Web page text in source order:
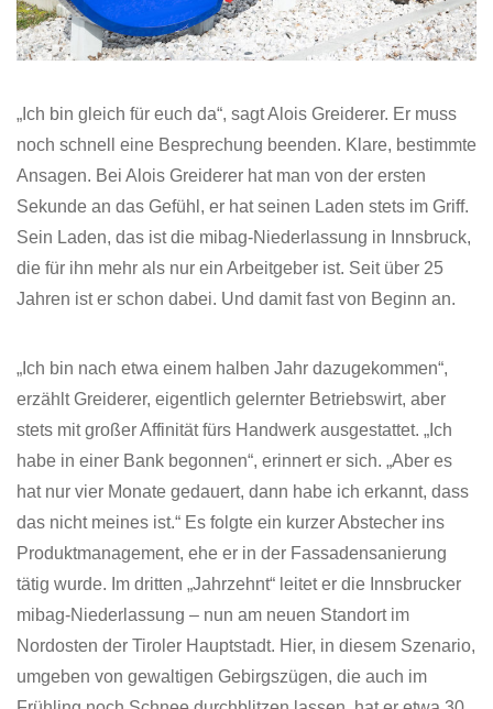
„Ich bin gleich für euch da“, sagt Alois Greiderer. Er muss
noch schnell eine Besprechung beenden. Klare, bestimmte
Ansagen. Bei Alois Greiderer hat man von der ersten
Sekunde an das Gefühl, er hat seinen Laden stets im Griff.
Sein Laden, das ist die mibag-Niederlassung in Innsbruck,
die für ihn mehr als nur ein Arbeitgeber ist. Seit über 25
Jahren ist er schon dabei. Und damit fast von Beginn an.
„Ich bin nach etwa einem halben Jahr dazugekommen“,
erzählt Greiderer, eigentlich gelernter Betriebswirt, aber
stets mit großer Affinität fürs Handwerk ausgestattet. „Ich
habe in einer Bank begonnen“, erinnert er sich. „Aber es
hat nur vier Monate gedauert, dann habe ich erkannt, dass
das nicht meines ist.“ Es folgte ein kurzer Abstecher ins
Produktmanagement, ehe er in der Fassadensanierung
tätig wurde. Im dritten „Jahrzehnt“ leitet er die Innsbrucker
mibag-Niederlassung – nun am neuen Standort im
Nordosten der Tiroler Hauptstadt. Hier, in diesem Szenario,
umgeben von gewaltigen Gebirgszügen, die auch im